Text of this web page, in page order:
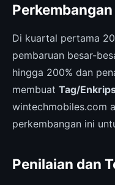
Di kuartal pertama
pembaruan besar-
hingga 200% dan
membuat Tag/
wintechmobiles.com
perkembangan ini
Penilaian dan